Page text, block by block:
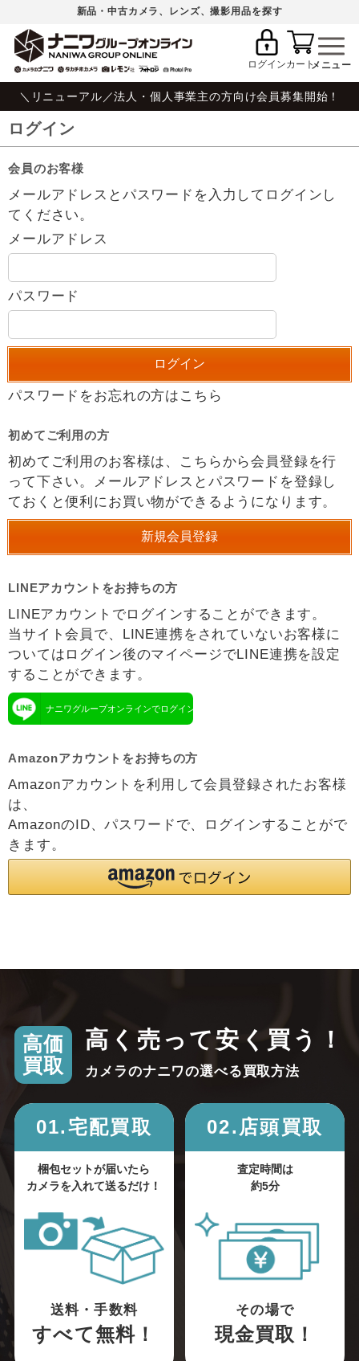
新品・中古カメラ、レンズ、撮影用品を探す
ログインカート
＼リニューアル／法人・個人事業主の方向け会員募集開始！
ログイン
会員のお客様
メールアドレスとパスワードを入力してログインし
てください。
メールアドレス
パスワード
パスワードをお忘れの方はこちら
初めてご利用の方
初めてご利用のお客様は、こちらから会員登録を行
って下さい。メールアドレスとパスワードを登録し
ておくと便利にお買い物ができるようになります。
LINEアカウントをお持ちの方
LINEアカウントでログインすることができます。
当サイト会員で、LINE連携をされていないお客様に
ついてはログイン後のマイページでLINE連携を設定
することができます。
ナニワグループオンラインでログイン
Amazonアカウントをお持ちの方
Amazonアカウントを利用して会員登録されたお客様
は、
AmazonのID、パスワードで、ログインすることがで
きます。
高価
買取
高く売って安く買う！
カメラのナニワの選べる買取方法
01.宅配買取
梱包セットが届いたら
カメラを入れて送るだけ！
送料・手数料
すべて無料！
02.店頭買取
査定時間は
約5分
その場で
現金買取！